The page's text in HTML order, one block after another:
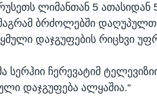
ლიმანთან 5 ათასიდან
ბრძოლებში
დაჯგუფების რიცხვი
სერჰიი ჩერევატიმ
დაჯგუფება ალყაშია.“